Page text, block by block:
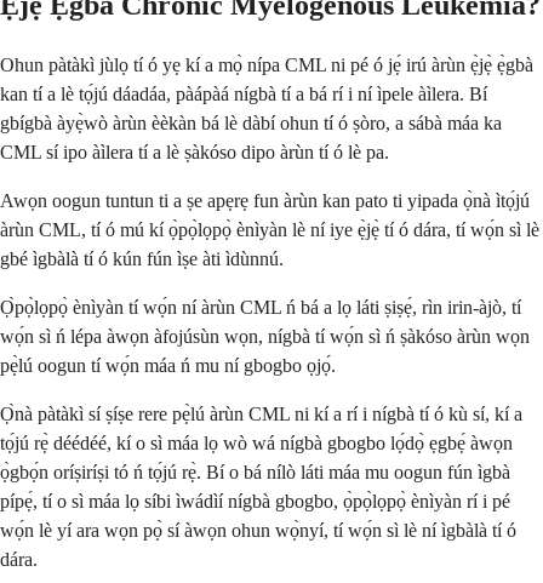
Ohun pàtàkì jùlọ tí ó yẹ kí a mọ̀ nípa CML ni pé ó jẹ́ irú àrùn ẹ̀jẹ̀ ẹ̀gbà
kan tí a lè tọ́jú dáadáa, pàápàá nígbà tí a bá rí i ní ìpele àìlera. Bí
gbígbà àyẹ̀wò àrùn èèkàn bá lè dàbí ohun tí ó ṣòro, a sábà máa ka
CML sí ipo àìlera tí a lè ṣàkóso dipo àrùn tí ó lè pa.
Awọn oogun tuntun ti a ṣe apẹrẹ fun àrùn kan pato ti yipada ọ̀nà ìtọ́jú
àrùn CML, tí ó mú kí ọ̀pọ̀lọpọ̀ ènìyàn lè ní iye ẹ̀jẹ̀ tí ó dára, tí wọ́n sì lè
gbé ìgbàlà tí ó kún fún ìṣe àti ìdùnnú.
Ọ̀pọ̀lọpọ̀ ènìyàn tí wọ́n ní àrùn CML ń bá a lọ láti ṣiṣẹ́, rìn irin-àjò, tí
wọ́n sì ń lépa àwọn àfojúsùn wọn, nígbà tí wọ́n sì ń ṣàkóso àrùn wọn
pẹ̀lú oogun tí wọ́n máa ń mu ní gbogbo ọjọ́.
Ọ̀nà pàtàkì sí ṣíṣe rere pẹ̀lú àrùn CML ni kí a rí i nígbà tí ó kù sí, kí a
tọ́jú rẹ̀ déédéé, kí o sì máa lọ wò wá nígbà gbogbo lọ́dọ̀ ẹgbẹ́ àwọn
ọ̀gbọ́n oríṣiríṣi tó ń tọ́jú rẹ̀. Bí o bá nílò láti máa mu oogun fún ìgbà
pípẹ́, tí o sì máa lọ síbi ìwádìí nígbà gbogbo, ọ̀pọ̀lọpọ̀ ènìyàn rí i pé
wọ́n lè yí ara wọn pọ̀ sí àwọn ohun wọ̀nyí, tí wọ́n sì lè ní ìgbàlà tí ó
dára.